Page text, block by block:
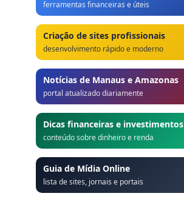
ferramentas financeiras e úteis
Criação de sites profissionais
desenvolvimento rápido e moderno
Notícias de Manaus e Amazonas
portal atualizado diariamente
Dicas financeiras e investimentos
conteúdo sobre dinheiro e renda
Guia de Mídia Online
lista de sites, jornais e portais